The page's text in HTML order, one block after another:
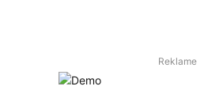
Reklame